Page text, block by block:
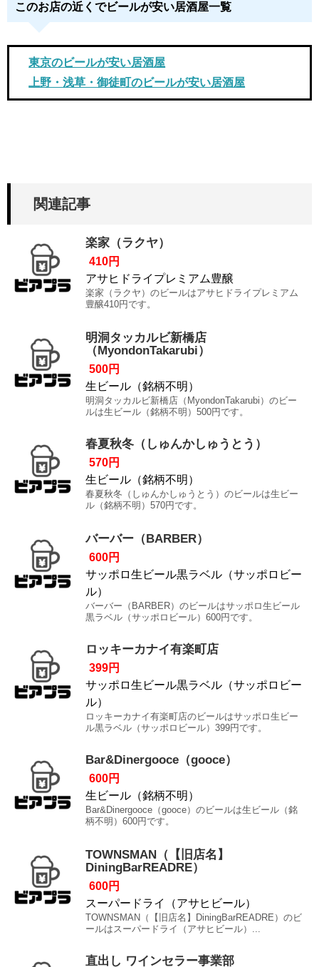
このお店の近くでビールが安い居酒屋一覧
東京のビールが安い居酒屋
上野・浅草・御徒町のビールが安い居酒屋
関連記事
楽家（ラクヤ）
410円
アサヒドライプレミアム豊醸
楽家（ラクヤ）のビールはアサヒドライプレミアム
豊醸410円です。
明洞タッカルビ新橋店
（MyondonTakarubi）
500円
生ビール（銘柄不明）
明洞タッカルビ新橋店（MyondonTakarubi）のビー
ルは生ビール（銘柄不明）500円です。
春夏秋冬（しゅんかしゅうとう）
570円
生ビール（銘柄不明）
春夏秋冬（しゅんかしゅうとう）のビールは生ビー
ル（銘柄不明）570円です。
バーバー（BARBER）
600円
サッポロ生ビール黒ラベル（サッポロビー
ル）
バーバー（BARBER）のビールはサッポロ生ビール
黒ラベル（サッポロビール）600円です。
ロッキーカナイ有楽町店
399円
サッポロ生ビール黒ラベル（サッポロビー
ル）
ロッキーカナイ有楽町店のビールはサッポロ生ビー
ル黒ラベル（サッポロビール）399円です。
Bar&Dinergooce（gooce）
600円
生ビール（銘柄不明）
Bar&Dinergooce（gooce）のビールは生ビール（銘
柄不明）600円です。
TOWNSMAN（【旧店名】
DiningBarREADRE）
600円
スーパードライ（アサヒビール）
TOWNSMAN（【旧店名】DiningBarREADRE）のビ
ールはスーパードライ（アサヒビール）...
直出し ワインセラー事業部